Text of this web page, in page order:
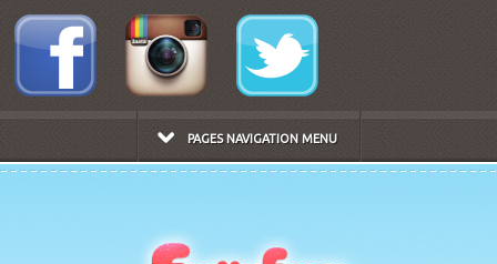
PAGES NAVIGATION MENU